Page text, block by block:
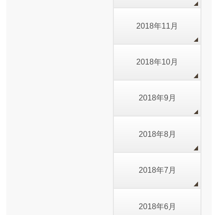
2018年11月
2018年10月
2018年9月
2018年8月
2018年7月
2018年6月